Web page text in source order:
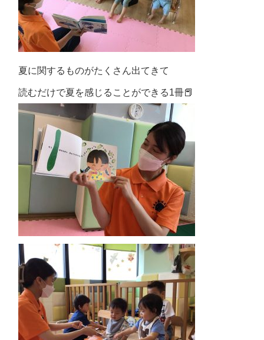
夏に関するものがたくさん出てきて
読むだけで夏を感じることができる1冊📕